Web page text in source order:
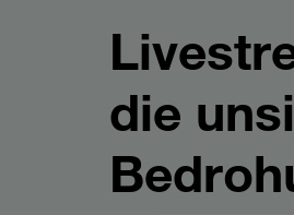
die